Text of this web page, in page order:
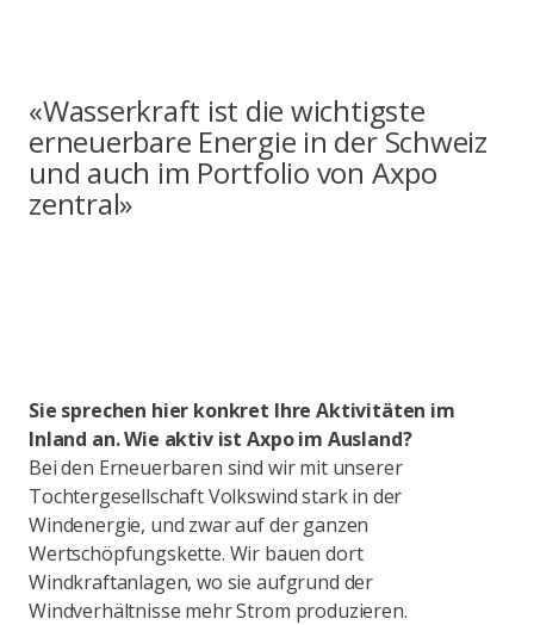
«Wasserkraft ist die wichtigste
erneuerbare Energie in der Schweiz
und auch im Portfolio von Axpo
zentral»
Sie sprechen hier konkret Ihre Aktivitäten im
Inland an. Wie aktiv ist Axpo im Ausland?
Bei den Erneuerbaren sind wir mit unserer
Tochtergesellschaft Volkswind stark in der
Windenergie, und zwar auf der ganzen
Wertschöpfungskette. Wir bauen dort
Windkraftanlagen, wo sie aufgrund der
Windverhältnisse mehr Strom produzieren.